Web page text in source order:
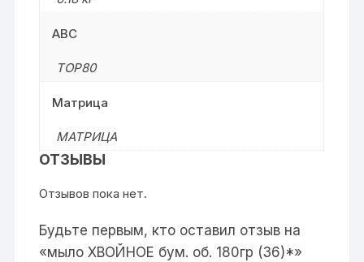
ABC
TOP80
Матрица
МАТРИЦА
ОТЗЫВЫ
Отзывов пока нет.
Будьте первым, кто оставил отзыв на
«мыло ХВОЙНОЕ бум. об. 180гр (36)*»